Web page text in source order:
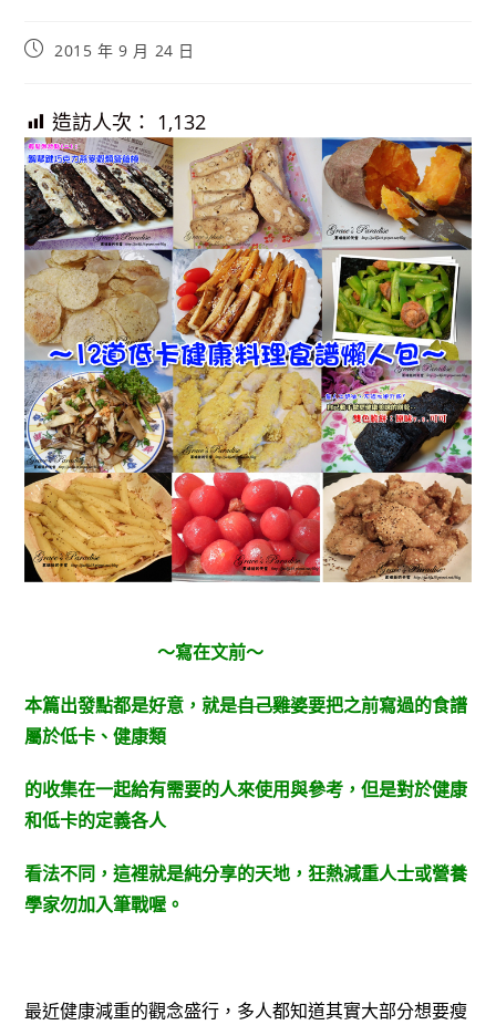
Post2015 年 9 月 24 日
造訪人次： 1,132
～寫在文前～
本篇出發點都是好意，就是自己雞婆要把之前寫過的食譜
屬於低卡、健康類
的收集在一起給有需要的人來使用與參考，但是對於健康
和低卡的定義各人
看法不同，這裡就是純分享的天地，狂熱減重人士或營養
學家勿加入筆戰喔。
最近健康減重的觀念盛行，多人都知道其實大部分想要瘦